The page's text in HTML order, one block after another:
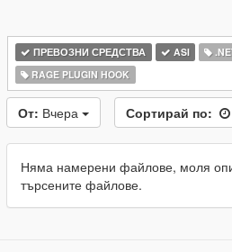
ПРЕВОЗНИ СРЕДСТВА ASI
RAGE PLUGIN HOOK
От: Вчера Сортирай по:
Няма намерени файлове, моля
търсените файлове.